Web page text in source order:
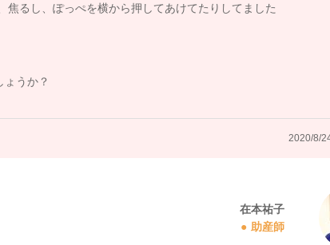
焦るし、ぽっぺを横から押してあけてたりしてました
ょうか？
2020/8/
在本祐子
助産師